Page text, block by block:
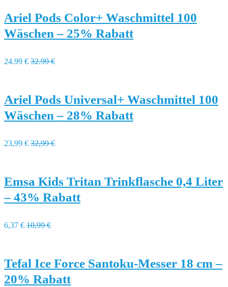
Ariel Pods Color+ Waschmittel 100
Wäschen – 25% Rabatt
24.99 € 32.99 €
Ariel Pods Universal+ Waschmittel 100
Wäschen – 28% Rabatt
23,99 € 32,99 €
Emsa Kids Tritan Trinkflasche 0,4 Liter
– 43% Rabatt
6,37 € 10,99 €
Tefal Ice Force Santoku-Messer 18 cm –
20% Rabatt